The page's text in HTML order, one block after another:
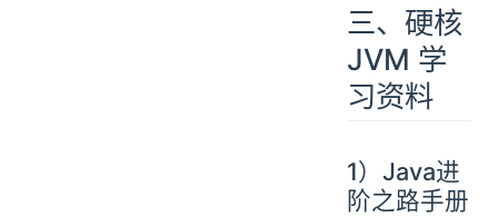
三、硬核
JVM 学
习资料
1）Java进
阶之路手册